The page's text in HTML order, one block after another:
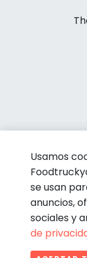
Usamos
se usan
anuncios,
sociales y
de